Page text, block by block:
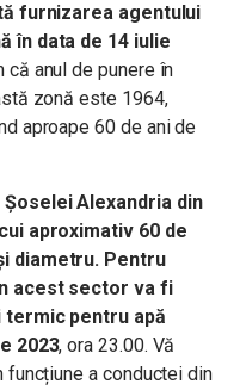
furnizarea agentului
în data de 14 iulie
că anul de punere în
zonă este 1964,
aproape 60 de ani de
Șoselei Alexandria din
aproximativ 60 de
diametru. Pentru
acest sector va fi
pentru apă
2023, ora 23.00. Vă
funcțiune a conductei din